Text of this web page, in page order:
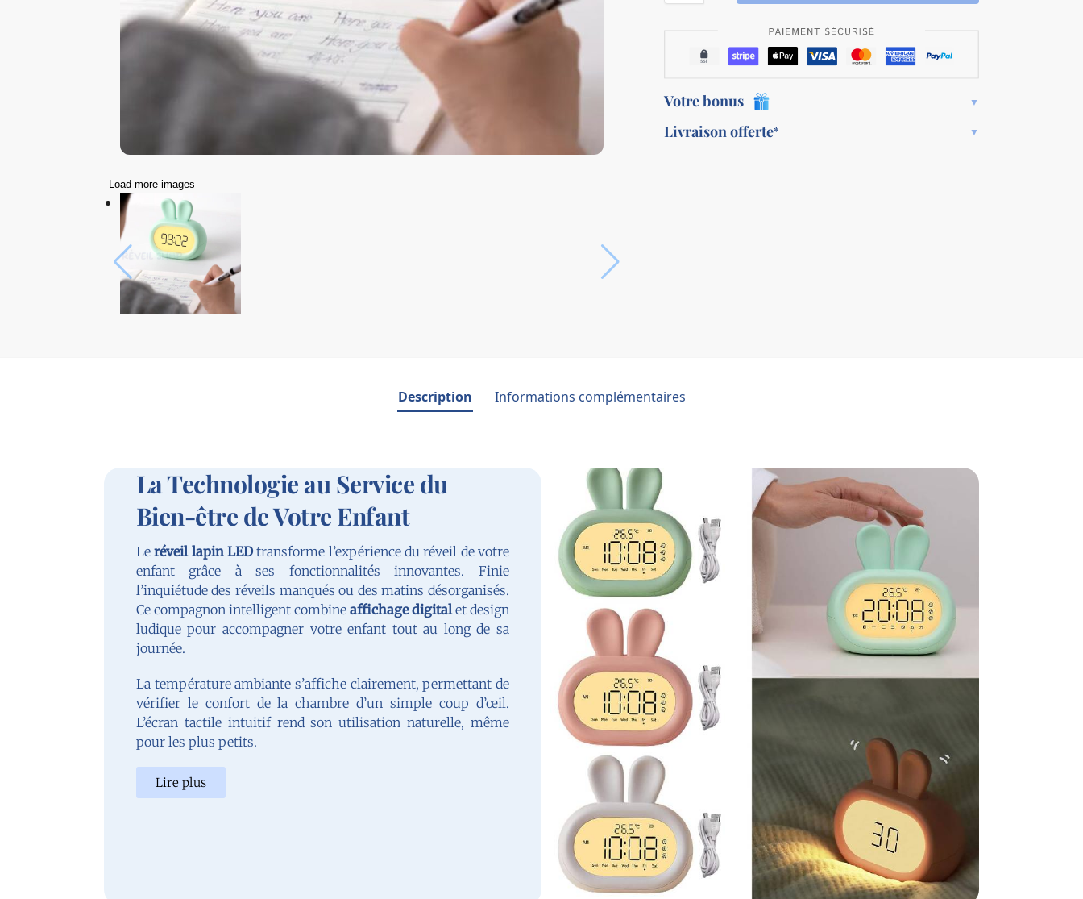
Load more images
Votre bonus
Livraison offerte*
Description Informations complémentaires
La Technologie au Service du
Bien-être de Votre Enfant
Leréveil lapin LEDtransforme l’expérience du réveil de votre
enfant grâce à ses fonctionnalités innovantes. Finie
l’inquiétude des réveils manqués ou des matins désorganisés.
Ce compagnon intelligent combine affichage digitalet design
ludique pour accompagner votre enfant tout au long de sa
journée.
La température ambiante s’affiche clairement, permettant de
vérifier le confort de la chambre d’un simple coup d’œil.
L’écran tactile intuitif rend son utilisation naturelle, même
pour les plus petits.
Lire plus